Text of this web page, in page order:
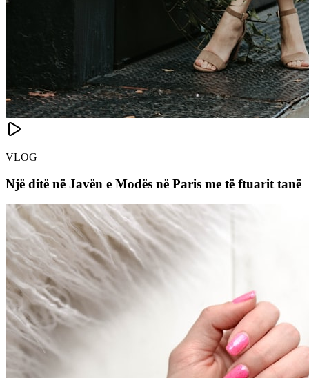
VLOG
Një ditë në Javën e Modës në Paris me të ftuarit tanë